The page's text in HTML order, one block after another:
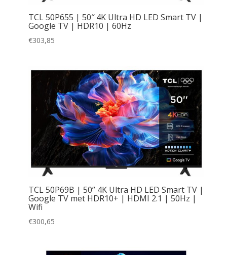
TCL 50P655 | 50″ 4K Ultra HD LED Smart TV |
Google TV | HDR10 | 60Hz
€303,85
TCL 50P69B | 50” 4K Ultra HD LED Smart TV |
Google TV met HDR10+ | HDMI 2.1 | 50Hz |
Wifi
€300,65